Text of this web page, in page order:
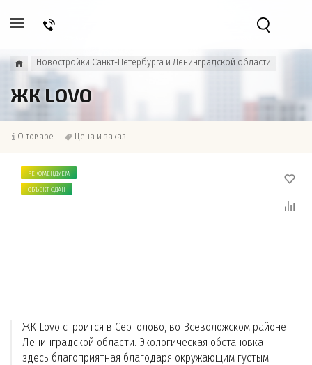
Новостройки Санкт-Петербурга и Ленинградской области
ЖК LOVO
О товаре Цена и заказ
РЕКОМЕНДУЕМ
ОБЪЕКТ СДАН
ЖК Lovo строится в Сертолово, во Всеволожском районе
Ленинградской области. Экологическая обстановка
здесь благоприятная благодаря окружающим густым